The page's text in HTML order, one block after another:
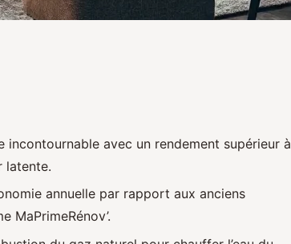
pour
incontournable avec un rendement supérieur à
latente.
annuelle par rapport aux anciens
MaPrimeRénov’.